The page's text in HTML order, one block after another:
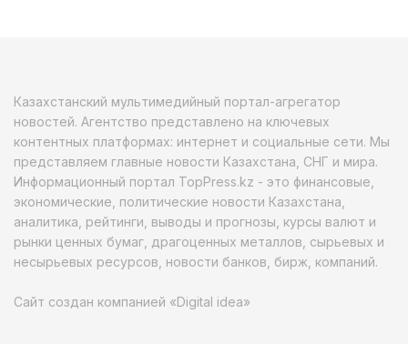
Казахстанский мультимедийный портал-агрегатор
новостей. Агентство представлено на ключевых
контентных платформах: интернет и социальные сети. Мы
представляем главные новости Казахстана, СНГ и мира.
Информационный портал TopPress.kz - это финансовые,
экономические, политические новости Казахстана,
аналитика, рейтинги, выводы и прогнозы, курсы валют и
рынки ценных бумаг, драгоценных металлов, сырьевых и
несырьевых ресурсов, новости банков, бирж, компаний.
Сайт создан компанией «Digital idea»